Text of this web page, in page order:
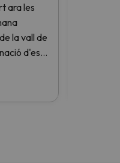
ara les
la vall de
d'esquí